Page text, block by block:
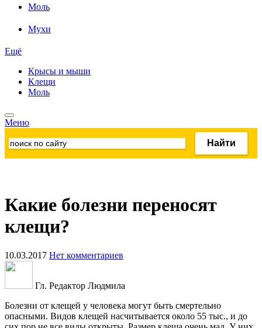
Моль
Мухи
Ещё
Крысы и мыши
Клещи
Моль
Меню
Какие болезни переносят
клещи?
10.03.2017 Нет комментариев
Гл. Редактор Людмила
Болезни от клещей у человека могут быть смертельно
опасными. Видов клещей насчитывается около 55 тыс., и до